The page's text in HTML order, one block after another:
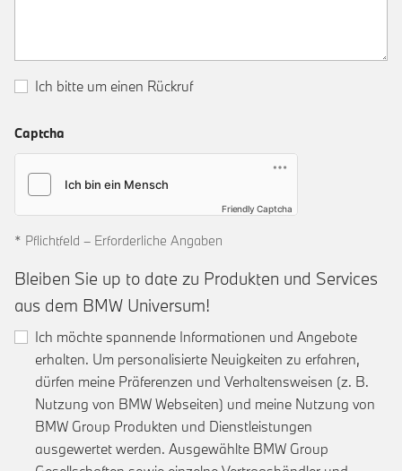
Ich bitte um einen Rückruf
Captcha
Friendly Captcha
* Pflichtfeld – Erforderliche Angaben
Bleiben Sie up to date zu Produkten und Services
aus dem BMW Universum!
Ich möchte spannende Informationen und Angebote
erhalten. Um personalisierte Neuigkeiten zu erfahren,
dürfen meine Präferenzen und Verhaltensweisen (z. B.
Nutzung von BMW Webseiten) und meine Nutzung von
BMW Group Produkten und Dienstleistungen
ausgewertet werden. Ausgewählte BMW Group